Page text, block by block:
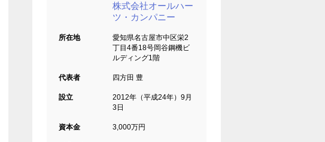
株式会社オールハー
ツ・カンパニー
所在地
愛知県名古屋市中区栄2
丁目4番18号岡谷鋼機ビ
ルディング1階
代表者 四方田 豊
設立
2012年（平成24年）9月
3日
資本金 3,000万円